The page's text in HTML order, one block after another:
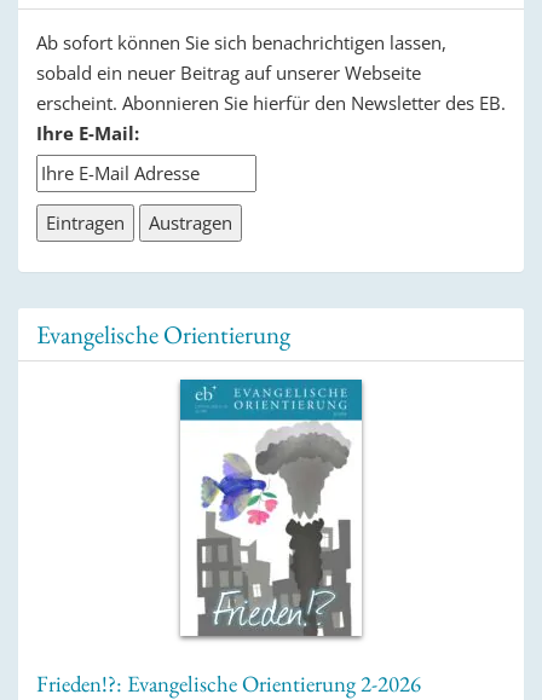
Ab sofort können Sie sich benachrichtigen lassen,
sobald ein neuer Beitrag auf unserer Webseite
erscheint. Abonnieren Sie hierfür den Newsletter des EB.
Ihre E-Mail:
Evangelische Orientierung
Frieden!?: Evangelische Orientierung 2-2026